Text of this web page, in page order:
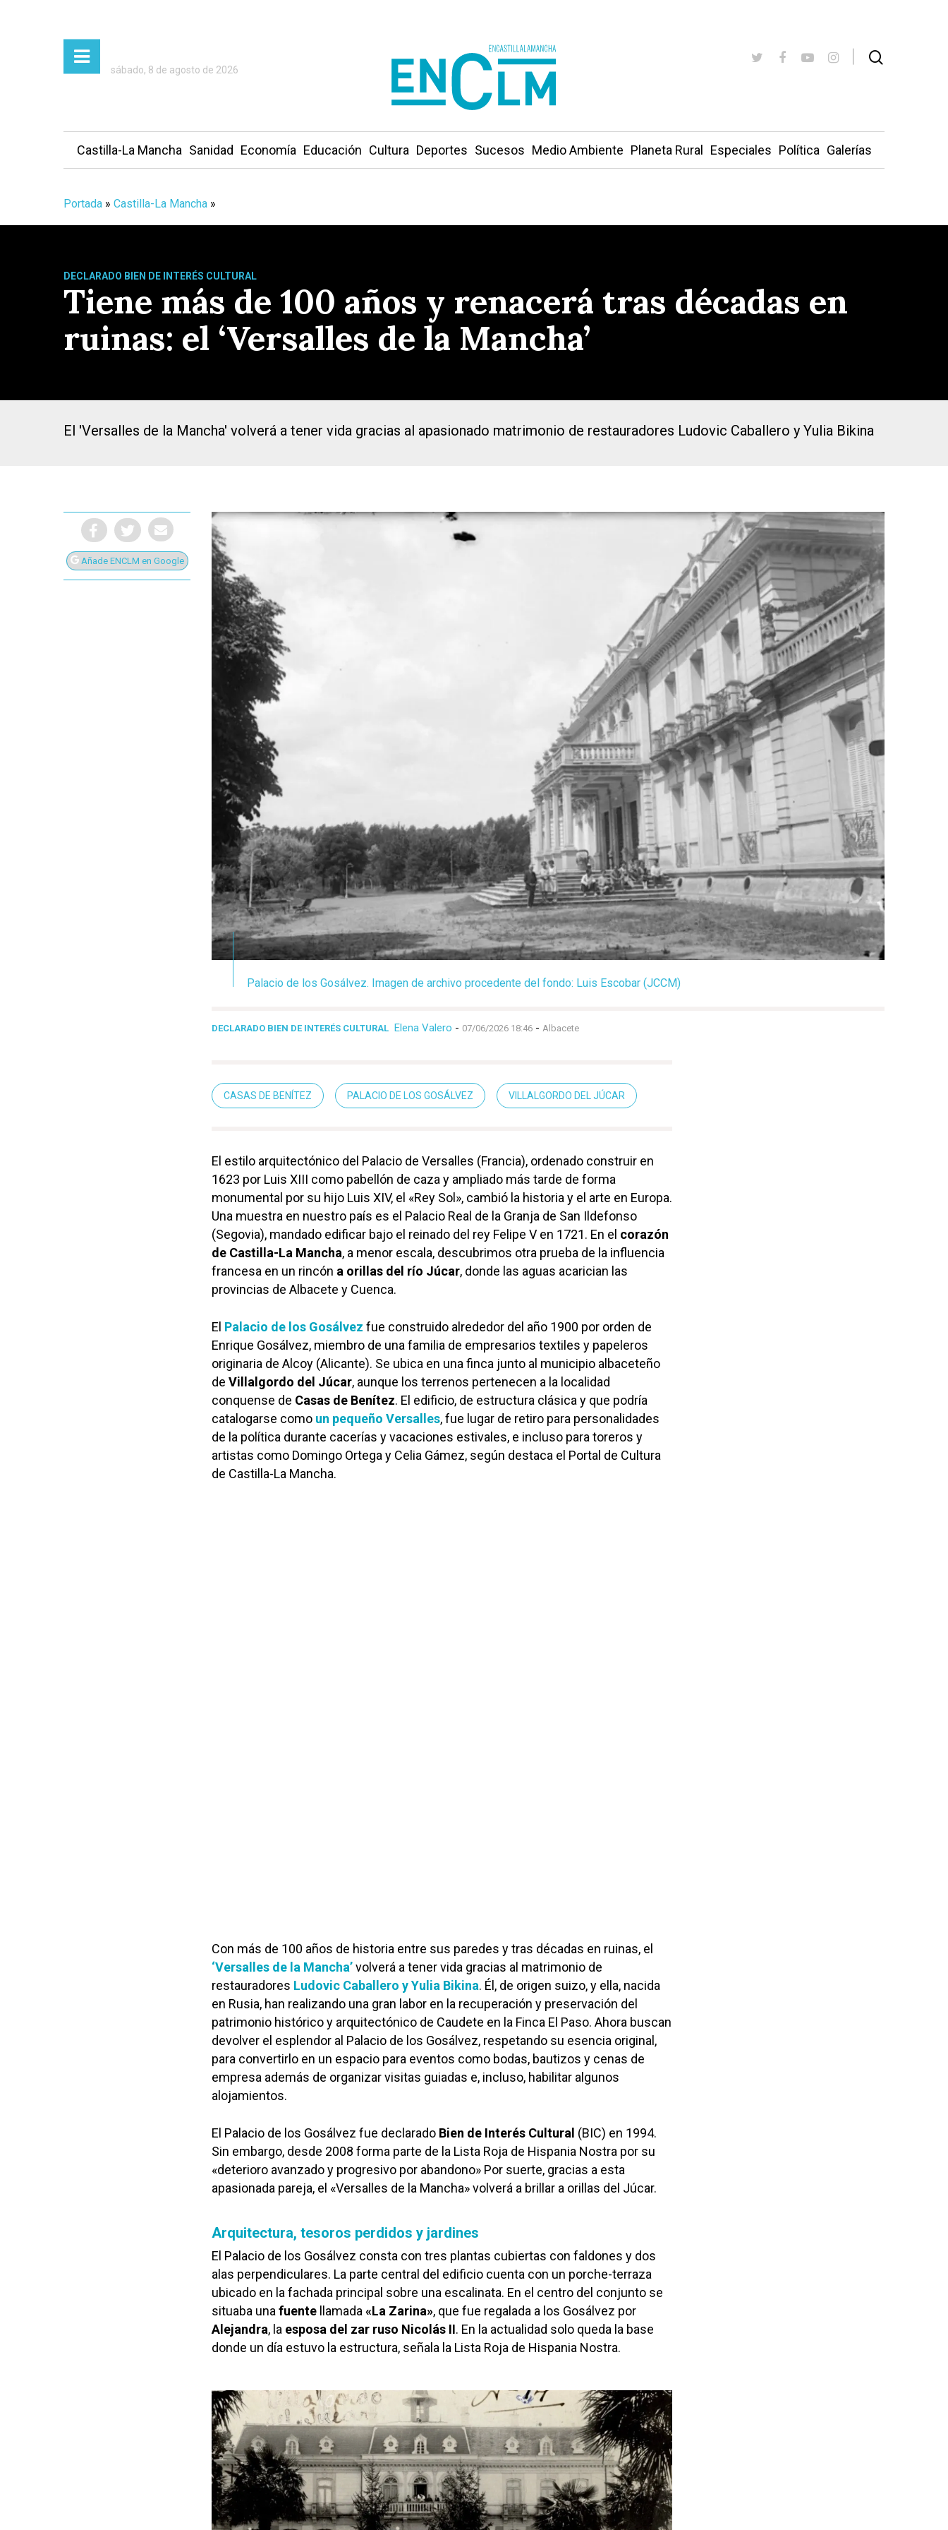
Presiona Intro para buscar o ESC para cerrar
sábado, 8 de agosto de 2026
Castilla-La Mancha Sanidad Economía Educación Cultura Deportes Sucesos Medio Ambiente Planeta Rural Especiales Política Galerías
Portada » Castilla-La Mancha »
DECLARADO BIEN DE INTERÉS CULTURAL
Tiene más de 100 años y renacerá tras décadas en
ruinas: el ‘Versalles de la Mancha’
El 'Versalles de la Mancha' volverá a tener vida gracias al apasionado matrimonio de restauradores Ludovic Caballero y Yulia Bikina
Añade ENCLM en Google
Palacio de los Gosálvez. Imagen de archivo procedente del fondo: Luis Escobar (JCCM)
DECLARADO BIEN DE INTERÉS CULTURAL Elena Valero - 07/06/2026 18:46 - Albacete
CASAS DE BENÍTEZ PALACIO DE LOS GOSÁLVEZ VILLALGORDO DEL JÚCAR
El estilo arquitectónico del Palacio de Versalles (Francia), ordenado construir en
1623 por Luis XIII como pabellón de caza y ampliado más tarde de forma
monumental por su hijo Luis XIV, el «Rey Sol», cambió la historia y el arte en Europa.
Una muestra en nuestro país es el Palacio Real de la Granja de San Ildefonso
(Segovia), mandado edificar bajo el reinado del rey Felipe V en 1721. En el corazón
de Castilla-La Mancha, a menor escala, descubrimos otra prueba de la influencia
francesa en un rincón a orillas del río Júcar, donde las aguas acarician las
provincias de Albacete y Cuenca.
El Palacio de los Gosálvez fue construido alrededor del año 1900 por orden de
Enrique Gosálvez, miembro de una familia de empresarios textiles y papeleros
originaria de Alcoy (Alicante). Se ubica en una finca junto al municipio albaceteño
de Villalgordo del Júcar, aunque los terrenos pertenecen a la localidad
conquense de Casas de Benítez. El edificio, de estructura clásica y que podría
catalogarse como un pequeño Versalles, fue lugar de retiro para personalidades
de la política durante cacerías y vacaciones estivales, e incluso para toreros y
artistas como Domingo Ortega y Celia Gámez, según destaca el Portal de Cultura
de Castilla-La Mancha.
Con más de 100 años de historia entre sus paredes y tras décadas en ruinas, el
‘Versalles de la Mancha’volverá a tener vida gracias al matrimonio de
restauradores Ludovic Caballero y Yulia Bikina. Él, de origen suizo, y ella, nacida
en Rusia, han realizando una gran labor en la recuperación y preservación del
patrimonio histórico y arquitectónico de Caudete en la Finca El Paso. Ahora buscan
devolver el esplendor al Palacio de los Gosálvez, respetando su esencia original,
para convertirlo en un espacio para eventos como bodas, bautizos y cenas de
empresa además de organizar visitas guiadas e, incluso, habilitar algunos
alojamientos.
El Palacio de los Gosálvez fue declarado Bien de Interés Cultural (BIC) en 1994.
Sin embargo, desde 2008 forma parte de la Lista Roja de Hispania Nostra por su
«deterioro avanzado y progresivo por abandono» Por suerte, gracias a esta
apasionada pareja, el «Versalles de la Mancha» volverá a brillar a orillas del Júcar.
Arquitectura, tesoros perdidos y jardines
El Palacio de los Gosálvez consta con tres plantas cubiertas con faldones y dos
alas perpendiculares. La parte central del edificio cuenta con un porche-terraza
ubicado en la fachada principal sobre una escalinata. En el centro del conjunto se
situaba unafuente llamada«La Zarina», que fue regalada a los Gosálvez por
Alejandra, la esposa del zar ruso Nicolás II. En la actualidad solo queda la base
donde un día estuvo la estructura, señala la Lista Roja de Hispania Nostra.